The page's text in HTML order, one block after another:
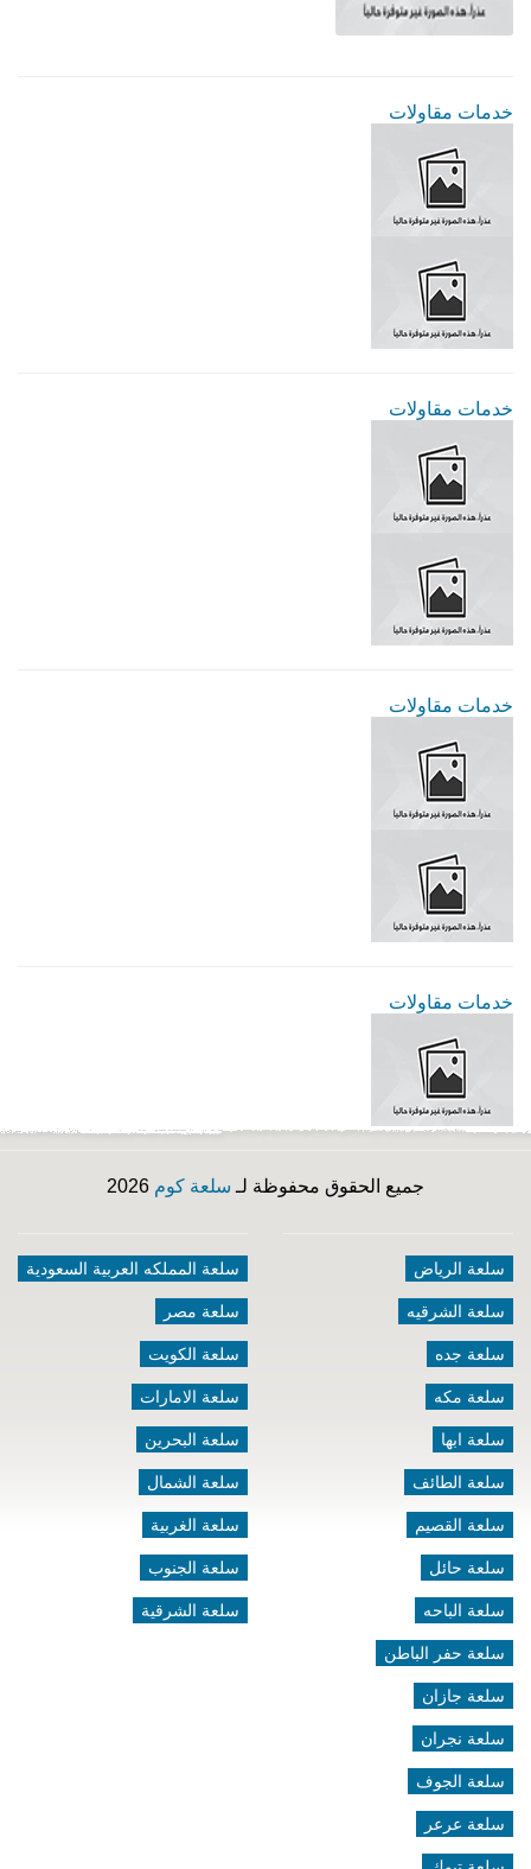
خدمات مقاولات
خدمات مقاولات
خدمات مقاولات
خدمات مقاولات
جميع الحقوق محفوظة لـ سلعة كوم
سلعة الرياض
سلعة الشرقيه
سلعة جده
سلعة مكه
سلعة ابها
سلعة الطائف
سلعة القصيم
سلعة حائل
سلعة الباحه
سلعة حفر الباطن
سلعة جازان
سلعة نجران
سلعة الجوف
سلعة عرعر
سلعة المملكه العربية السعودية
سلعة مصر
سلعة الكويت
سلعة الامارات
سلعة البحرين
سلعة الشمال
سلعة الغربية
سلعة الجنوب
سلعة الشرقية